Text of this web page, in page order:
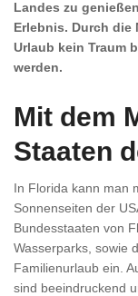
Landes zu
Erlebnis. Durch die
Urlaub kein Traum
werden.
Mit dem
Staaten
In Florida kann man
Sonnenseiten der
Bundesstaaten von
Wasserparks, sowie
Familienurlaub ein.
sind beeindruckend